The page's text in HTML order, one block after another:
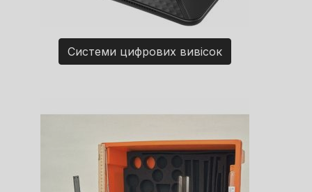
Системи цифрових вивісок